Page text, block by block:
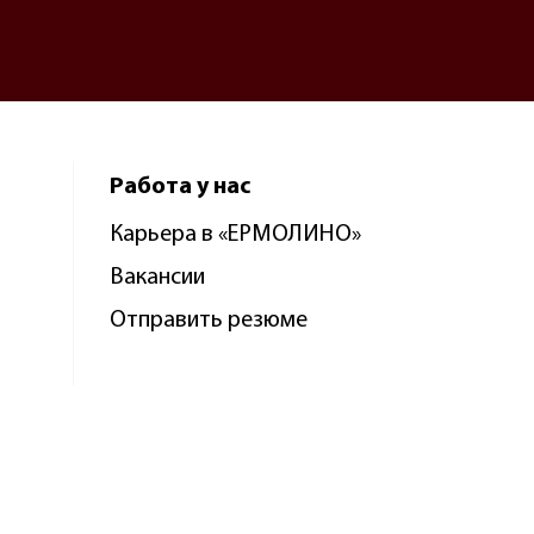
Работа у нас
Карьера в «ЕРМОЛИНО»
Вакансии
Отправить резюме